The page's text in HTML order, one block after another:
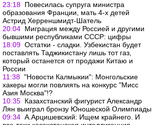
23:18 Повесилась супруга министра
образования Франции, мать 4-х детей
Астрид Херреншмидт-Шатель
20:04 Миграция между Россией и другими
бывшими республиками СССР: цифры
18:09 Остатки - сладки. Узбекистан будет
поставлять Таджикистану лишь тот газ,
который останется от продажи Китаю и
России
11:38 "Новости Калмыкии": Монгольские
хакеры могли повлиять на конкурс "Мисс
Азия Москва"!?
10:35 Казахстанский фигурист Александр
Лян выиграл бронзу Юношеской Олимпиады
09:34 А.Арцишевский: Ищем крайнего. И